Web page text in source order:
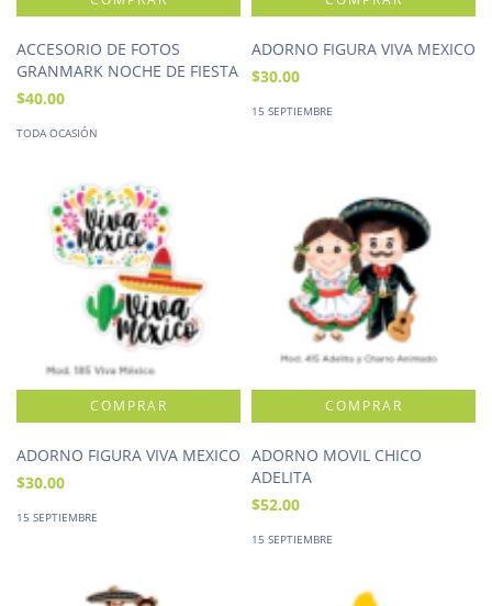
ACCESORIO DE FOTOS
GRANMARK NOCHE DE FIESTA
$40.00
TODA OCASIÓN
ADORNO FIGURA VIVA MEXICO
$30.00
15 SEPTIEMBRE
ADORNO FIGURA VIVA MEXICO
$30.00
15 SEPTIEMBRE
ADORNO MOVIL CHICO
ADELITA
$52.00
15 SEPTIEMBRE